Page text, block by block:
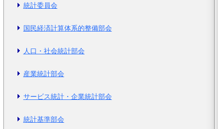
統計委員会
国民経済計算体系的整備部会
人口・社会統計部会
産業統計部会
サービス統計・企業統計部会
統計基準部会